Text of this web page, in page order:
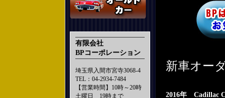
有限会社
BPコーポレーション
埼玉県入間市宮寺3068-4
TEL：04-2934-7484
【営業時間】10時～20時
土曜日 19時まで
新車オー
2016年 Cadillac